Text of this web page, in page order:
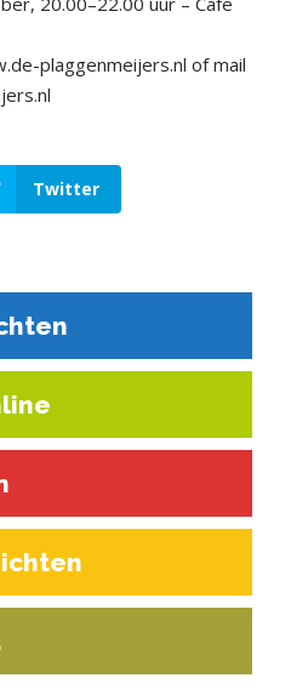
plaggenmeijers.nl of mail
Twitter